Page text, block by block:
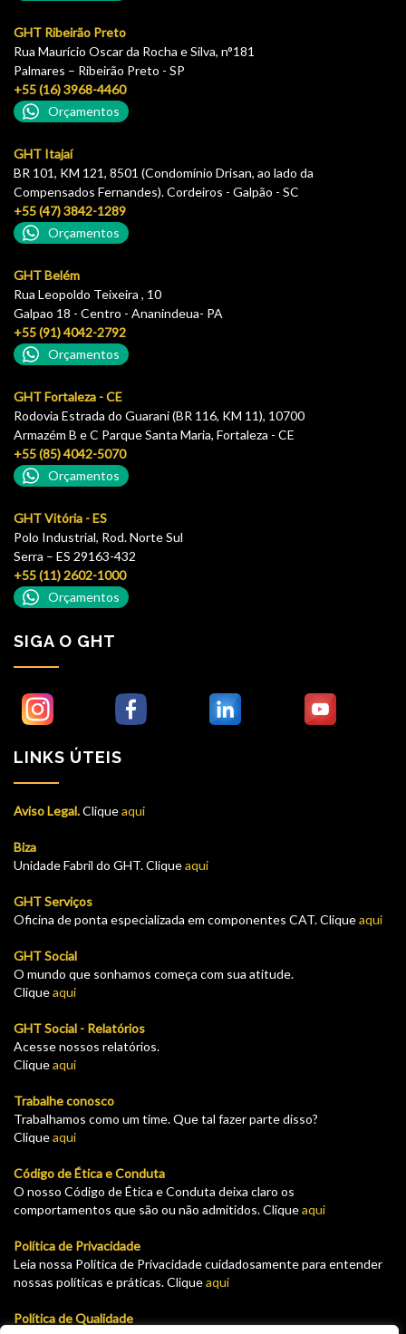
GHT Ribeirão Preto
Rua Maurício Oscar da Rocha e Silva, n°181
Palmares – Ribeirão Preto - SP
+55 (16) 3968-4460
Orçamentos
GHT Itajaí
BR 101, KM 121, 8501 (Condomínio Drisan, ao lado da
Compensados Fernandes). Cordeiros - Galpão - SC
+55 (47) 3842-1289
Orçamentos
GHT Belém
Rua Leopoldo Teixeira , 10
Galpao 18 - Centro - Ananindeua- PA
+55 (91) 4042-2792
Orçamentos
GHT Fortaleza - CE
Rodovia Estrada do Guarani (BR 116, KM 11), 10700
Armazém B e C Parque Santa Maria, Fortaleza - CE
+55 (85) 4042-5070
Orçamentos
GHT Vitória - ES
Polo Industrial, Rod. Norte Sul
Serra – ES 29163-432
+55 (11) 2602-1000
Orçamentos
SIGA O GHT
LINKS ÚTEIS
Aviso Legal.Cliqueaqui
Biza
Unidade Fabril do GHT. Cliqueaqui
GHT Serviços
Oficina de ponta especializada em componentes CAT. Cliqueaqui
GHT Social
O mundo que sonhamos começa com sua atitude.
Cliqueaqui
GHT Social - Relatórios
Acesse nossos relatórios.
Cliqueaqui
Trabalhe conosco
Trabalhamos como um time. Que tal fazer parte disso?
Cliqueaqui
Código de Ética e Conduta
O nosso Código de Ética e Conduta deixa claro os
comportamentos que são ou não admitidos. Cliqueaqui
Política de Privacidade
Leia nossa Política de Privacidade cuidadosamente para entender
nossas políticas e práticas. Cliqueaqui
Política de Qualidade